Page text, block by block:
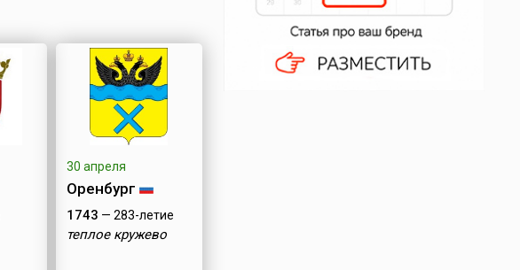
30 апреля
Оренбург
1743 — 283-летие
теплое кружево